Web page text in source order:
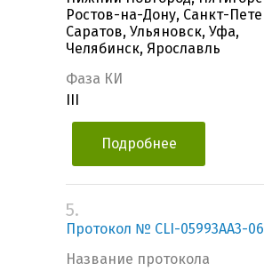
Ростов-на-Дону, Санкт-
Саратов, Ульяновск, Уфа,
Челябинск, Ярославль
Фаза КИ
Подробнее
5.
Протокол № CLI-05993AA3-06
Название протокола